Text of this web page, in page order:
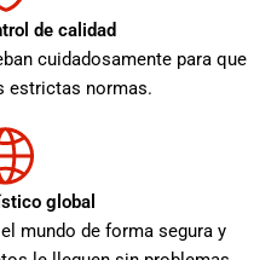
de calidad
cuidadosamente para que
estrictas normas.
global
mundo de forma segura y